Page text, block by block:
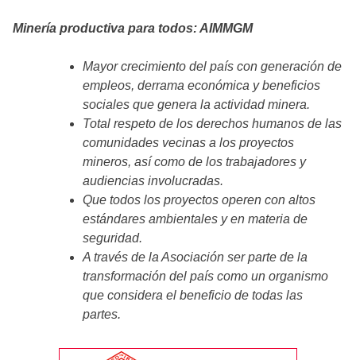
Minería productiva para todos: AIMMGM
Mayor crecimiento del país con generación de
empleos, derrama económica y beneficios
sociales que genera la actividad minera.
Total respeto de los derechos humanos de las
comunidades vecinas a los proyectos
mineros, así como de los trabajadores y
audiencias involucradas.
Que todos los proyectos operen con altos
estándares ambientales y en materia de
seguridad.
A través de la Asociación ser parte de la
transformación del país como un organismo
que considera el beneficio de todas las
partes.